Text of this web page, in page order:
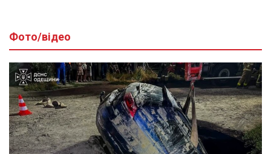
Фото/відео